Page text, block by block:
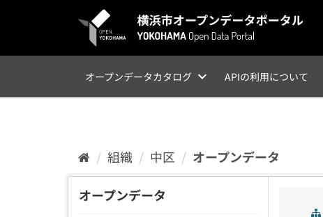
オープンデータカタログ APIの利用について
組織 中区 オープンデータ
オープンデータ